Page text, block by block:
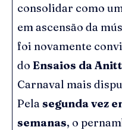
consolidar como
em ascensão da
foi novamente
do Ensaios da
Carnaval mais
Pela segunda vez
semanas, o